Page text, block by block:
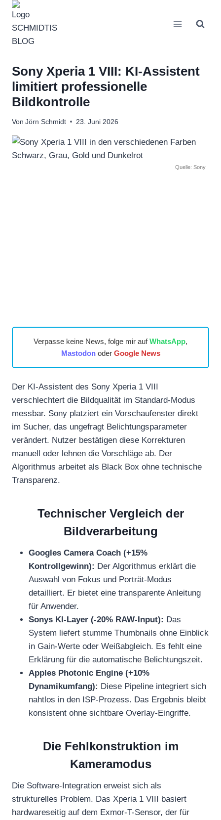
Zum
Inhalt
springen
Sony Xperia 1 VIII: KI-Assistent
limitiert professionelle
Bildkontrolle
Von Jörn Schmidt 23. Juni 2026
Quelle: Sony
Verpasse keine News, folge mir aufWhatsApp,
Mastodonoder Google News
Der KI-Assistent des Sony Xperia 1 VIII
verschlechtert die Bildqualität im Standard-Modus
messbar. Sony platziert ein Vorschaufenster direkt
im Sucher, das ungefragt Belichtungsparameter
verändert. Nutzer bestätigen diese Korrekturen
manuell oder lehnen die Vorschläge ab. Der
Algorithmus arbeitet als Black Box ohne technische
Transparenz.
Technischer Vergleich der
Bildverarbeitung
Googles Camera Coach (+15%
Kontrollgewinn): Der Algorithmus erklärt die
Auswahl von Fokus und Porträt-Modus
detailliert. Er bietet eine transparente Anleitung
für Anwender.
Sonys KI-Layer (-20% RAW-Input): Das
System liefert stumme Thumbnails ohne Einblick
in Gain-Werte oder Weißabgleich. Es fehlt eine
Erklärung für die automatische Belichtungszeit.
Apples Photonic Engine (+10%
Dynamikumfang): Diese Pipeline integriert sich
nahtlos in den ISP-Prozess. Das Ergebnis bleibt
konsistent ohne sichtbare Overlay-Eingriffe.
Die Fehlkonstruktion im
Kameramodus
Die Software-Integration erweist sich als
strukturelles Problem. Das Xperia 1 VIII basiert
hardwareseitig auf dem Exmor-T-Sensor, der für